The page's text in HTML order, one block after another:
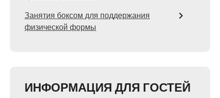
Занятия боксом для поддержания
физической формы
ИНФОРМАЦИЯ ДЛЯ ГОСТЕЙ